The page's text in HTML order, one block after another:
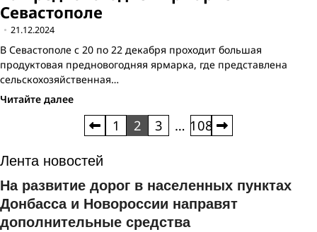
Севастополе
21.12.2024
В Севастополе с 20 по 22 декабря проходит большая
продуктовая предновогодняя ярмарка, где представлена
сельскохозяйственная…
Читайте далее
Пагинация
записей
1 2 3 … 108
Лента новостей
На развитие дорог в населенных пунктах
Донбасса и Новороссии направят
дополнительные средства